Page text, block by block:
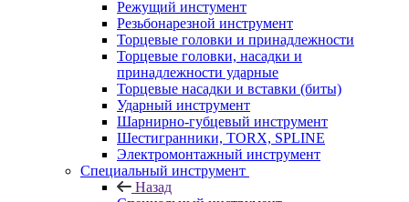
Режущий инстумент
Резьбонарезной инструмент
Торцевые головки и принадлежности
Торцевые головки, насадки и
принадлежности ударные
Торцевые насадки и вставки (биты)
Ударный инструмент
Шарнирно-губцевый инструмент
Шестигранники, TORX, SPLINE
Электромонтажный инструмент
Специальный инструмент
Назад